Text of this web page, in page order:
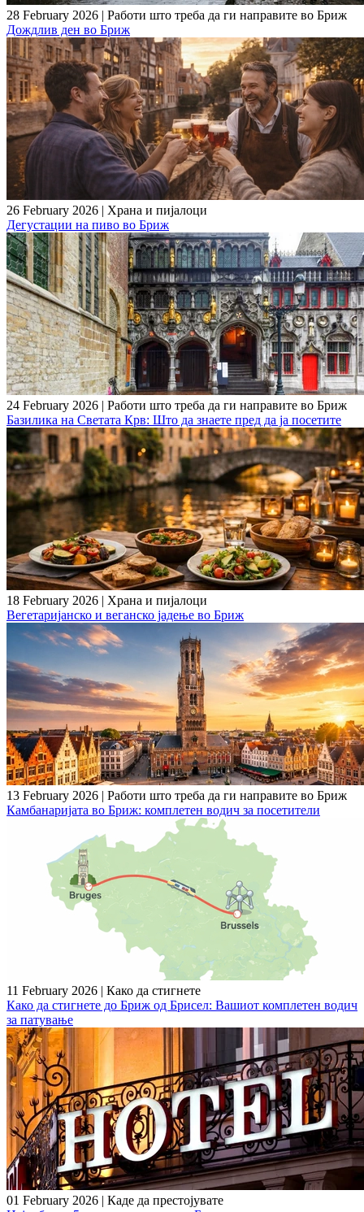
28 February 2026 | Работи што треба да ги направите во Бриж
Дождлив ден во Бриж
26 February 2026 | Храна и пијалоци
Дегустации на пиво во Бриж
24 February 2026 | Работи што треба да ги направите во Бриж
Базилика на Светата Крв: Што да знаете пред да ја посетите
18 February 2026 | Храна и пијалоци
Вегетаријанско и веганско јадење во Бриж
13 February 2026 | Работи што треба да ги направите во Бриж
Камбанаријата во Бриж: комплетен водич за посетители
11 February 2026 | Како да стигнете
Како да стигнете до Бриж од Брисел: Вашиот комплетен водич
за патување
01 February 2026 | Каде да престојувате